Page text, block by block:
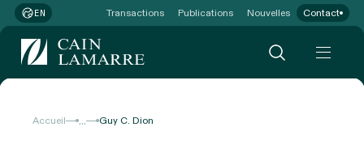
EN Transactions Publications Nouvelles Contact
Accueil ... Guy C. Dion